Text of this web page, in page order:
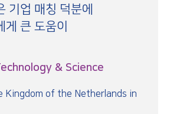
기업 매칭 덕분에
게 큰 도움이
& Science
Kingdom of the Netherlands in